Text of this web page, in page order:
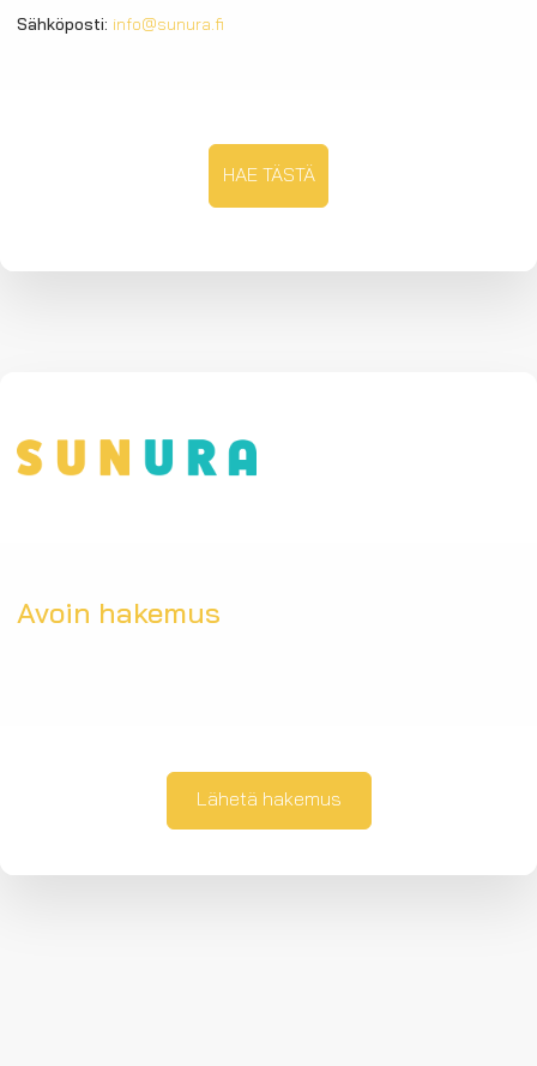
Sähköposti: info@sunura.fi
Avoin hakemus